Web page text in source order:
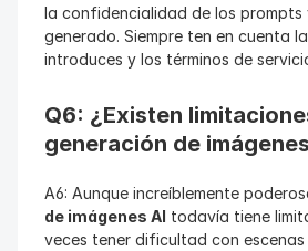
la confidencialidad de los prompts
generado. Siempre ten en cuenta
introduces y los términos de
Q6: ¿Existen
generación de
A6: Aunque increíblemente
de imágenes AI todavía tiene
veces tener dificultad con escenas